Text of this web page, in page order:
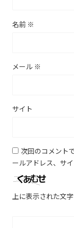
名前 ※
メール ※
サイト
次回のコメント
ールアドレス、サイ
上に表示された文